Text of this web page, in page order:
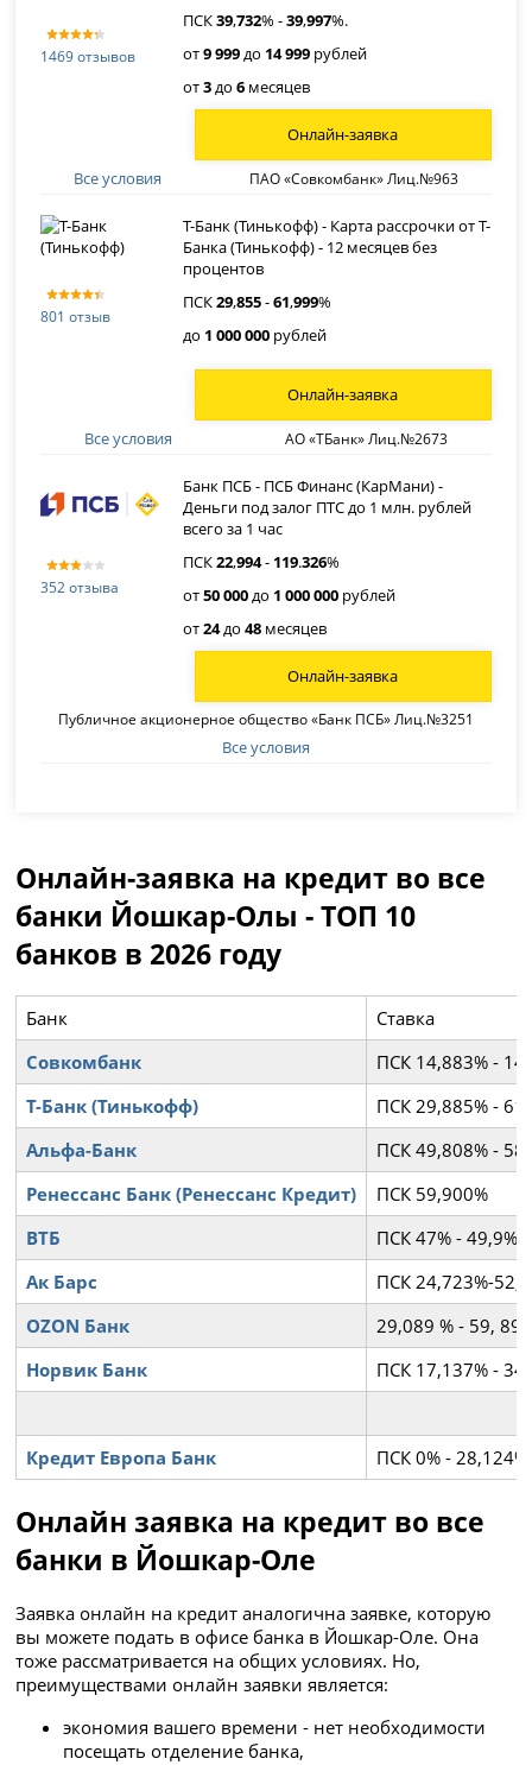
1469 отзывов
ПСК39,732% -39,997%.
от9 999до 14 999 рублей
от3до6 месяцев
Все условия ПАО «Совкомбанк» Лиц.№963
Онлайн-заявка
801 отзыв
Т-Банк (Тинькофф) - Карта рассрочки от Т-
Банка (Тинькофф) - 12 месяцев без
процентов
ПСК29,855-61,999%
до 1 000 000 рублей
Все условия АО «ТБанк» Лиц.№2673
Онлайн-заявка
352 отзыва
Банк ПСБ - ПСБ Финанс (КарМани) -
Деньги под залог ПТС до 1 млн. рублей
всего за 1 час
ПСК22,994- 119.326%
от50 000до 1 000 000 рублей
от24до48 месяцев
Все условия
Публичное акционерное общество «Банк ПСБ» Лиц.№3251
Онлайн-заявка
Онлайн-заявка на кредит во все
банки Йошкар-Олы - ТОП 10
банков в 2026 году
Банк
Ставка
Совкомбанк
ПСК 14,883% -
Т-Банк (Тинькофф)
ПСК 29,885% -
Альфа-Банк
ПСК 49,808% -
Ренессанс Банк (Ренессанс Кредит)
ПСК 59,900%
ВТБ
ПСК 47% - 49,9%
Ак Барс
ПСК 24,723%-
OZON Банк
29,089 % - 59,
Норвик Банк
ПСК 17,137% -
Кредит Европа Банк ПСК 0% - 28,124%
Онлайн заявка на кредит во все
банки в Йошкар-Оле
Заявка онлайн на кредит аналогична заявке, которую
вы можете подать в офисе банка в Йошкар-Оле. Она
тоже рассматривается на общих условиях. Но,
преимуществами онлайн заявки является:
экономия вашего времени - нет необходимости
посещать отделение банка,